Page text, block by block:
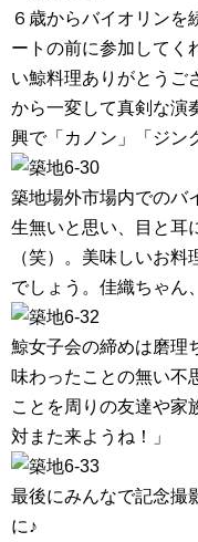
６歳からバイオリンを
ートの前に参加してく
い鯨料理ありがとうご
から一変して真剣な演
興で「カノン」「ジン
築地場外市場内でのバ
生無いと思い、目と耳
（笑）。美味しいお
でしょう。佳織ちゃん
鯨女子会の締めは磨理
味わったことの無い不
ことを周りの友達や家
対また来ようね！」
最後にみんなで記念撮
に♪